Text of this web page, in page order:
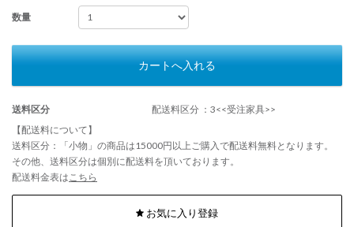
数量
カートへ入れる
送料区分
配送料区分 ：3<<受注家具>>
【配送料について】
送料区分：「小物」の商品は15000円以上ご購入で配送料無料となります。
その他、送料区分は個別に配送料を頂いております。
配送料金表は こちら
お気に入り登録